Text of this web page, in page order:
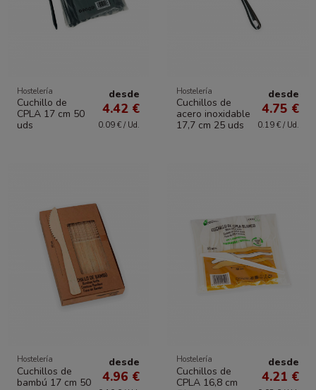
Hostelería
Cuchillo de
CPLA 17 cm 50
uds
desde
4.42 €
0.09 € / Ud.
Hostelería
Cuchillos de
acero inoxidable
17,7 cm 25 uds
desde
4.75 €
0.19 € / Ud.
Hostelería
Cuchillos de
bambú 17 cm 50
desde
4.96 €
Hostelería
Cuchillos de
CPLA 16,8 cm
desde
4.21 €